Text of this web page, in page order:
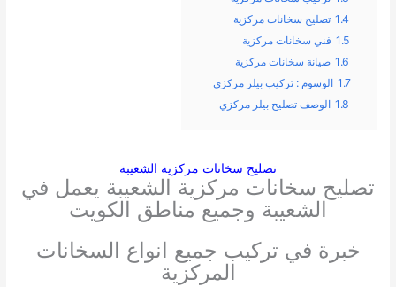
1.4 تصليح سخانات مركزية
1.5 فني سخانات مركزية
1.6 صيانة سخانات مركزية
1.7 الوسوم : تركيب بيلر مركزي
1.8 الوصف تصليح بيلر مركزي
تصليح سخانات مركزية الشعيبة
تصليح سخانات مركزية الشعيبة يعمل في
الشعيبة وجميع مناطق الكويت
خبرة في تركيب جميع انواع السخانات
المركزية